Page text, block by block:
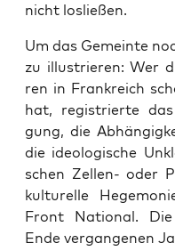
nicht losließen.
Um das Gemein­te
zu illus­trie­ren: Wer
ren in Frank­reich
hat, regis­trier­te
gung, die
die ideo­lo­gi­sche
schen Zel­len- oder
kul­tu­rel­le
Front Natio­nal.
Ende ver­gan­ge­nen